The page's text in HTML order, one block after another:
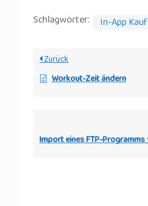
Schlagwörter: In-App Kauf
Zurück
Workout-Zeit ändern